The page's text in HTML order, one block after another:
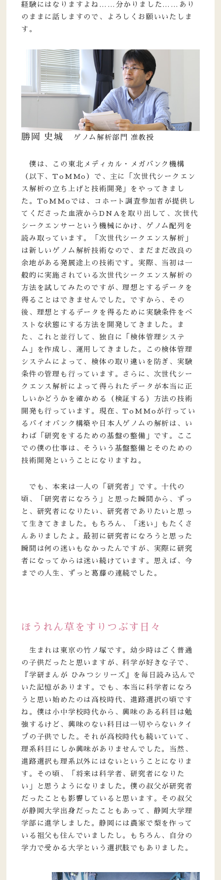
経験にはなりますよね……分かりました……あり
のままに話しますので、よろしくお願いいたしま
す。
勝岡 史城 ゲノム解析部門 准教授
僕は、この東北メディカル・メガバンク機構
（以下、ToMMo）で、主に「次世代シークエン
ス解析の立ち上げと技術開発」をやってきまし
た。ToMMoでは、コホート調査参加者が提供し
てくださった血液からDNAを取り出して、次世代
シークエンサーという機械にかけ、ゲノム配列を
読み取っています。「次世代シークエンス解析」
は新しいゲノム解析技術なので、まだまだ改良の
余地がある発展途上の技術です。実際、当初は一
般的に実施されている次世代シークエンス解析の
方法を試してみたのですが、理想とするデータを
得ることはできませんでした。ですから、その
後、理想とするデータを得るために実験条件をベ
ストな状態にする方法を開発してきました。ま
た、これと並行して、独自に「検体管理システ
ム」を作成し、運用してきました。この検体管理
システムによって、検体の取り違いを防ぎ、実験
条件の管理も行っています。さらに、次世代シー
クエンス解析によって得られたデータが本当に正
しいかどうかを確かめる（検証する）方法の技術
開発も行っています。現在、ToMMoが行ってい
るバイオバンク構築や日本人ゲノムの解析は、い
わば「研究をするための基盤の整備」です。ここ
での僕の仕事は、そういう基盤整備とそのための
技術開発ということになりますね。
でも、本来は一人の「研究者」です。十代の
頃、「研究者になろう」と思った瞬間から、ずっ
と、研究者になりたい、研究者でありたいと思っ
て生きてきました。もちろん、「迷い」もたくさ
んありましたよ。最初に研究者になろうと思った
瞬間は何の迷いもなかったんですが、実際に研究
者になってからは迷い続けています。思えば、今
までの人生、ずっと葛藤の連続でした。
ほうれん草をすりつぶす日々
生まれは東京の竹ノ塚です。幼少時はごく普通
の子供だったと思いますが、科学が好きな子で、
『学研まんが ひみつシリーズ』を毎日読み込んで
いた記憶があります。でも、本当に科学者になろ
うと思い始めたのは高校時代、進路選択の頃です
ね。僕は小中学校時代から、興味のある科目は勉
強するけど、興味のない科目は一切やらないタイ
プの子供でした。それが高校時代も続いていて、
理系科目にしか興味がありませんでした。当然、
進路選択も理系以外にはないということになりま
す。その頃、「将来は科学者、研究者になりた
い」と思うようになりました。僕の叔父が研究者
だったことも影響していると思います。その叔父
が静岡大学出身だったこともあって、静岡大学理
学部に進学しました。静岡には農家で梨を作って
いる祖父も住んでいましたし。もちろん、自分の
学力で受かる大学という選択肢でもありました。